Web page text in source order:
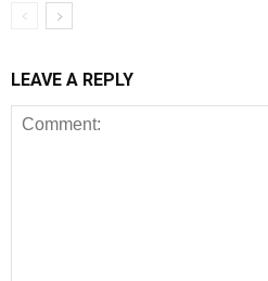
LEAVE A REPLY